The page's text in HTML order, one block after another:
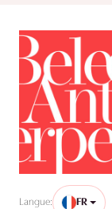
Langue: FR